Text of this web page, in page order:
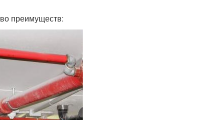
преимуществ: